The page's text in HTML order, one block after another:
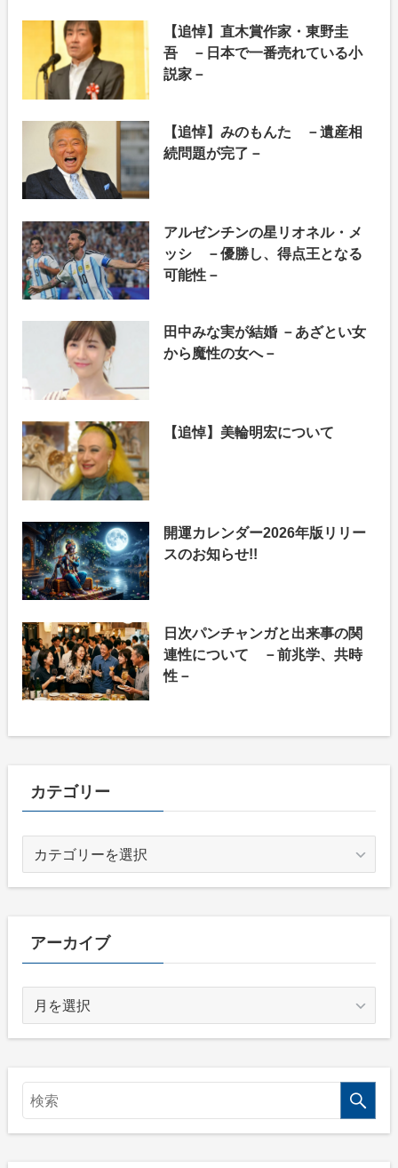
【追悼】直木賞作家・東野圭
吾 －日本で一番売れている小
説家－
【追悼】みのもんた －遺産相
続問題が完了－
アルゼンチンの星リオネル・メ
ッシ －優勝し、得点王となる
可能性－
田中みな実が結婚 －あざとい女
から魔性の女へ－
【追悼】美輪明宏について
開運カレンダー2026年版リリー
スのお知らせ!!
日次パンチャンガと出来事の関
連性について －前兆学、共時
性－
カテゴリー
ゴ
ーアーカイブ
カ
ブ